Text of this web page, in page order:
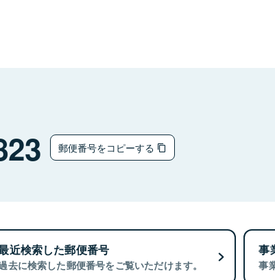
郵便番号をコピーする
近検索した郵便番号
去に検索した郵便番号をご覧いただけます。
事
事